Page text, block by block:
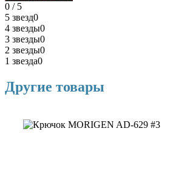
0 / 5
5 звезд0
4 звезды0
3 звезды0
2 звезды0
1 звезда0
Другие товары